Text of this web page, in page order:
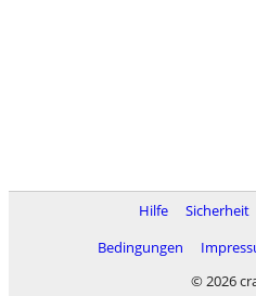
Hilfe Sicherheit
Bedingungen
© 2026